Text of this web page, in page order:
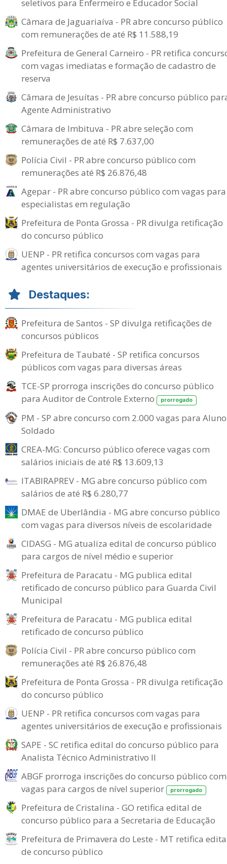
seletivos para Enfermeiro e Educador Social
Câmara de Jaguariaíva - PR abre concurso público
com remunerações de até R$ 11.588,19
Prefeitura de General Carneiro - PR retifica
com vagas imediatas e formação de cadastro de
reserva
Câmara de Jesuítas - PR abre concurso público
Agente Administrativo
Câmara de Imbituva - PR abre seleção com
remunerações de até R$ 7.637,00
Polícia Civil - PR abre concurso público com
remunerações até R$ 26.876,48
Agepar - PR abre concurso público com vagas para
especialistas em regulação
Prefeitura de Ponta Grossa - PR divulga retificação
do concurso público
UENP - PR retifica concursos com vagas para
agentes universitários de execução e profissionais
Destaques:
Prefeitura de Santos - SP divulga retificações de
concursos públicos
Prefeitura de Taubaté - SP retifica concursos
públicos com vagas para diversas áreas
TCE-SP prorroga inscrições do concurso público
para Auditor de Controle Externo
prorrogado
PM - SP abre concurso com 2.000 vagas para
Soldado
CREA-MG: Concurso público oferece vagas com
salários iniciais de até R$ 13.609,13
ITABIRAPREV - MG abre concurso público com
salários de até R$ 6.280,77
DMAE de Uberlândia - MG abre concurso público
com vagas para diversos níveis de escolaridade
CIDASG - MG atualiza edital de concurso público
para cargos de nível médio e superior
Prefeitura de Paracatu - MG publica edital
retificado de concurso público para Guarda Civil
Municipal
Prefeitura de Paracatu - MG publica edital
retificado de concurso público
Polícia Civil - PR abre concurso público com
remunerações até R$ 26.876,48
Prefeitura de Ponta Grossa - PR divulga retificação
do concurso público
UENP - PR retifica concursos com vagas para
agentes universitários de execução e profissionais
SAPE - SC retifica edital do concurso público para
Analista Técnico Administrativo II
ABGF prorroga inscrições do concurso público com
vagas para cargos de nível superior
prorrogado
Prefeitura de Cristalina - GO retifica edital de
concurso público para a Secretaria de Educação
Prefeitura de Primavera do Leste - MT retifica
de concurso público